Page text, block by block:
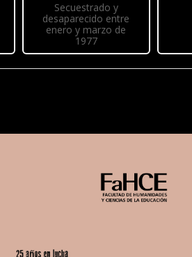
Secuestrado y
desaparecido entre
enero y marzo de
1977